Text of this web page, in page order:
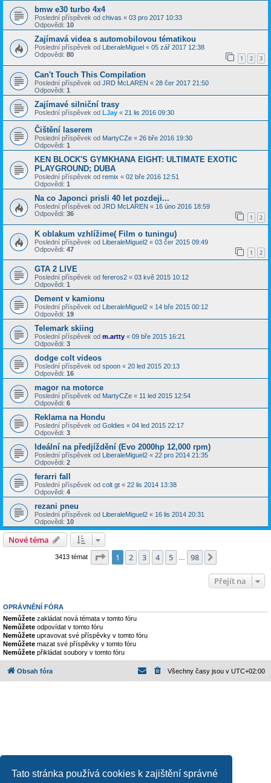
Tato stránka používá cookies k zajištění správné
bmw e30 turbo 4x4
Poslední příspěvek od chivas « 03 pro 2017 10:33
Odpovědi: 10
Zajímavá videa s automobilovou tématikou
Poslední příspěvek od LiberaleMiguel « 05 zář 2017 12:38
Odpovědi: 80 1 2 3
Can't Touch This Compilation
Poslední příspěvek od JRD McLAREN « 28 čer 2017 21:50
Odpovědi: 1
Zajímavé silniční trasy
Poslední příspěvek od LJay « 21 lis 2016 09:30
Čištění laserem
Poslední příspěvek od MartyCZe « 26 bře 2016 19:30
Odpovědi: 1
KEN BLOCK'S GYMKHANA EIGHT: ULTIMATE EXOTIC
PLAYGROUND; DUBA
Poslední příspěvek od remix « 02 bře 2016 12:51
Odpovědi: 1
Na co Japonci prisli 40 let pozdeji...
Poslední příspěvek od JRD McLAREN « 16 úno 2016 18:59
Odpovědi: 36 1 2
K oblakum vzhlížime( Film o tuningu)
Poslední příspěvek od LiberaleMiguel2 « 03 čer 2015 09:49
Odpovědi: 47 1 2
GTA 2 LIVE
Poslední příspěvek od fereros2 « 03 kvě 2015 10:12
Odpovědi: 1
Dement v kamionu
Poslední příspěvek od LiberaleMiguel2 « 14 bře 2015 00:12
Odpovědi: 19
Telemark skiing
Poslední příspěvek od m.artty « 09 bře 2015 16:21
Odpovědi: 3
dodge colt videos
Poslední příspěvek od spoon « 20 led 2015 20:13
Odpovědi: 16
magor na motorce
Poslední příspěvek od MartyCZe « 11 led 2015 12:54
Odpovědi: 6
Reklama na Hondu
Poslední příspěvek od Goldies « 04 led 2015 22:17
Odpovědi: 3
Ideální na předjíždění (Evo 2000hp 12,000 rpm)
Poslední příspěvek od LiberaleMiguel2 « 22 pro 2014 21:35
Odpovědi: 2
ferarri fall
Poslední příspěvek od colt gt « 22 lis 2014 13:38
Odpovědi: 4
rezani pneu
Poslední příspěvek od LiberaleMiguel2 « 16 lis 2014 20:31
Odpovědi: 10
Nové téma
3413 témat Stránka z 98
1 2 3 4 5 98
Přejít na
OPRÁVNĚNÍ FÓRA
Nemůžete zakládat nová témata v tomto fóru
Nemůžete odpovídat v tomto fóru
Nemůžete upravovat své příspěvky v tomto fóru
Nemůžete mazat své příspěvky v tomto fóru
Nemůžete přikládat soubory v tomto fóru
Obsah fóra Všechny časy jsou v UTC+02:00
Založeno naphpBB® Forum Software © phpBB Limited